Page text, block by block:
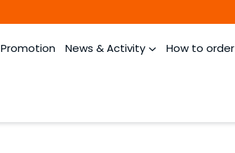
Promotion News & Activity How to order